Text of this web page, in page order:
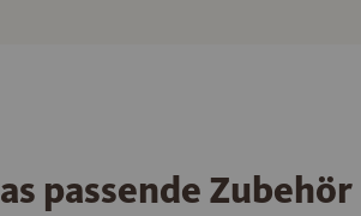
passende Zubehör